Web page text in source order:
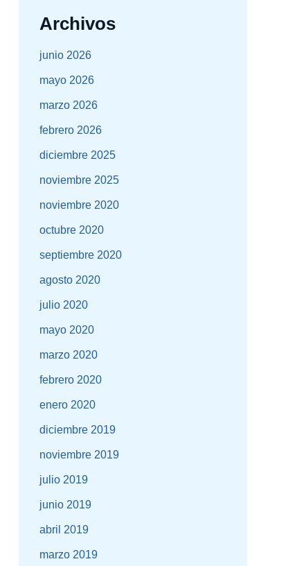
Archivos
junio 2026
mayo 2026
marzo 2026
febrero 2026
diciembre 2025
noviembre 2025
noviembre 2020
octubre 2020
septiembre 2020
agosto 2020
julio 2020
mayo 2020
marzo 2020
febrero 2020
enero 2020
diciembre 2019
noviembre 2019
julio 2019
junio 2019
abril 2019
marzo 2019